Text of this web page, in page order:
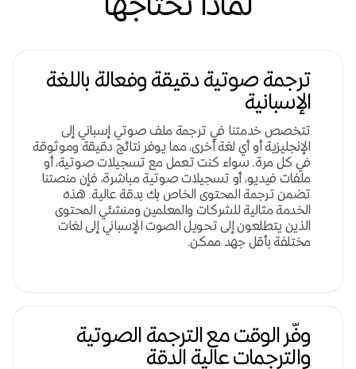
ترجمة صوتية دقيقة وفعالة باللغة
الإسبانية
تتخصص خدمتنا في ترجمة ملف صوتي إسباني إلى
الإنجليزية أو أي لغة أخرى، مما يوفر نتائج دقيقة وموثوقة
في كل مرة. سواء كنت تعمل مع تسجيلات صوتية، أو
ملفات فيديو، أو تسجيلات صوتية مباشرة، فإن منصتنا
تضمن ترجمة المحتوى الخاص بك بدقة عالية. هذه
الخدمة مثالية للشركات والمعلمين ومنشئي المحتوى
الذين يتطلعون إلى تحويل الصوت الإسباني إلى لغات
مختلفة بأقل جهد ممكن.
وفّر الوقت مع الترجمة الصوتية
والترجمات عالية الدقة